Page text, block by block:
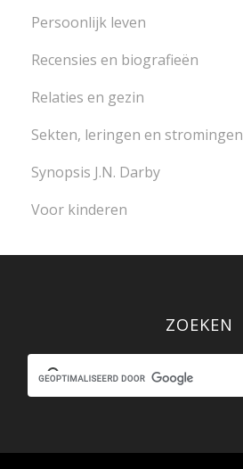
Persoonlijk leven
Recensies en biografieën
Relaties en gezin
Sekten, leringen en stromingen
Synopsis J.N. Darby
Voor kinderen
ZOEKEN